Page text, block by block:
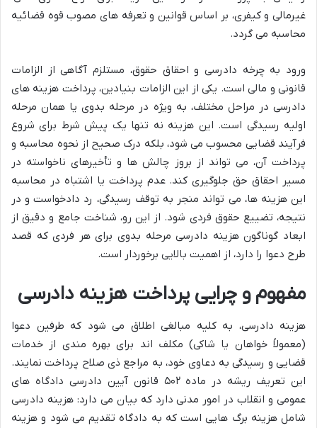
غیرمالی و کیفری، بر اساس قوانین و تعرفه های مصوب قوه قضائیه
محاسبه می گردد.
ورود به چرخه دادرسی و احقاق حقوق، مستلزم آگاهی از الزامات
قانونی و مالی است. یکی از این الزامات بنیادین، پرداخت هزینه های
دادرسی در مراحل مختلف، به ویژه در مرحله بدوی یا همان مرحله
اولیه رسیدگی است. این هزینه نه تنها یک پیش شرط برای شروع
فرآیند قضایی محسوب می شود، بلکه درک صحیح از نحوه محاسبه و
پرداخت آن، می تواند از بروز چالش ها و تأخیرهای ناخواسته در
مسیر احقاق حق جلوگیری کند. عدم پرداخت یا اشتباه در محاسبه
این هزینه ها، می تواند منجر به توقف رسیدگی، رد دادخواست و در
نتیجه، تضییع حقوق فردی شود. از این رو، شناخت جامع و دقیق از
ابعاد گوناگون هزینه دادرسی مرحله بدوی برای هر فردی که قصد
طرح دعوا را دارد، از اهمیت بالایی برخوردار است.
مفهوم و چرایی پرداخت هزینه دادرسی
هزینه دادرسی، به کلیه مبالغی اطلاق می شود که طرفین دعوا
(معمولاً خواهان یا شاکی) مکلف اند برای بهره مندی از خدمات
قضایی و رسیدگی به دعاوی خود، به مراجع ذی صلاح پرداخت نمایند.
این تعریف ریشه در ماده ۵۰۲ قانون آیین دادرسی دادگاه های
عمومی و انقلاب در امور مدنی دارد که بیان می دارد: هزینه دادرسی
شامل هزینه برگ هایی است که به دادگاه تقدیم می شود و هزینه